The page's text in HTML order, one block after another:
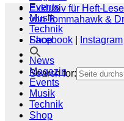
Events
Musik
Technik
Shop
Search for:
Exklusiv für Heft-
von Tommahawk &
Facebook
Instagram
News
Magazin
Events
Musik
Technik
Shop